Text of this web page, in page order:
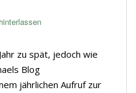
zu spät, jedoch wie
Blog
jährlichen Aufruf zur